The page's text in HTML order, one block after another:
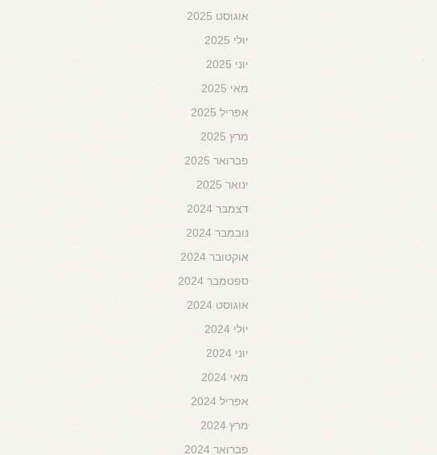
אוגוסט 2025
יולי 2025
יוני 2025
מאי 2025
אפריל 2025
מרץ 2025
פברואר 2025
ינואר 2025
דצמבר 2024
נובמבר 2024
אוקטובר 2024
ספטמבר 2024
אוגוסט 2024
יולי 2024
יוני 2024
מאי 2024
אפריל 2024
מרץ 2024
פברואר 2024